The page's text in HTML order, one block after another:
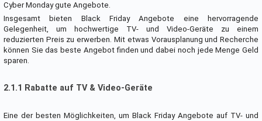
Cyber Monday gute Angebote.
Insgesamt bieten Black Friday Angebote eine hervorragende
Gelegenheit, um hochwertige TV- und Video-Geräte zu einem
reduzierten Preis zu erwerben. Mit etwas Vorausplanung und Recherche
können Sie das beste Angebot finden und dabei noch jede Menge Geld
sparen.
2.1.1 Rabatte auf TV & Video-Geräte
Eine der besten Möglichkeiten, um Black Friday Angebote auf TV- und